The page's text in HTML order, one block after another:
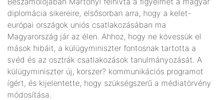
diplomácia sikereire, elsősorban arra, hogy a kelet-
európai országok uniós csatlakozásában ma
Magyarország jár az élen. Ahhoz, hogy ne kövessük el
mások hibáit, a külügyminiszter fontosnak tartotta a
svéd és az osztrák csatlakozások tanulmányozását. A
külügyminiszter új, korszer? kommunikációs programot
ígért, és kijelentette, hogy szükségszerű a médiatörvény
módosítása.